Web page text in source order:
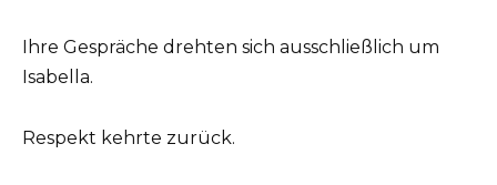
Ihre Gespräche drehten sich ausschließlich um
Isabella.
Respekt kehrte zurück.